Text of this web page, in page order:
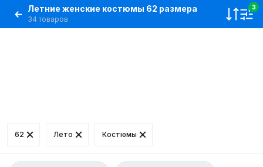
Летние женские костюмы 62 размера
34 товаров
3
62 Лето Костюмы